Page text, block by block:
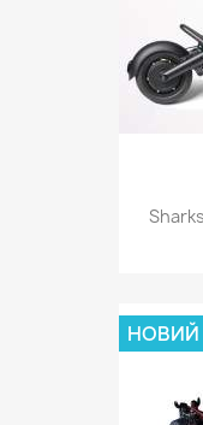
НОВИЙ